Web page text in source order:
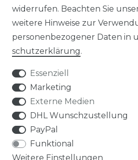
VERTRAG WIDERRUFEN
widerrufen. Beachten Sie
weitere Hinweise zur
personenbezogener Daten in
schutz­erklärung.
Essenziell
Marketing
Externe Medien
DHL Wunschzustellung
PayPal
Funktional
Weitere Einstellungen